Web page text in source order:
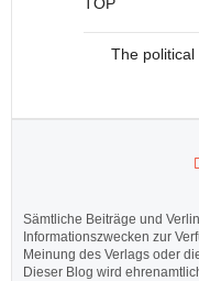
The
Sämtliche Beiträge und
Informationszwecken zur
Meinung des Verlags oder
Dieser Blog wird